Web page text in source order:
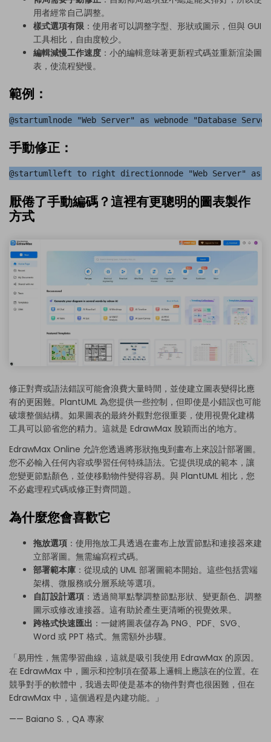
用者經常自己調整。
樣式選項有限 ：使用者可以調整字型、形狀或圖示，但與 GUI
工具相比，自由度較少。
編輯減慢工作速度 ：小的編輯意味著更新程式碼並重新渲染圖
表，使流程變慢。
範例：
@startumlnode "Web Server" as webnode "Database
手動修正：
@startumlleft to right directionnode "Web Server" as
厭倦了手動編碼？這裡有更聰明的圖表製作
方式
修正對齊或語法錯誤可能會浪費大量時間，並使建立圖表變得比應
有的更困難。PlantUML 為您提供一些控制，但即使是小錯誤也可能
破壞整個結構。如果圖表的最終外觀對您很重要，使用視覺化建構
工具可以節省您的精力。這就是 EdrawMax 脫穎而出的地方。
EdrawMax Online 允許您透過將形狀拖曳到畫布上來設計部署圖。
您不必輸入任何內容或學習任何特殊語法。它提供現成的範本，讓
您變更節點顏色，並使移動物件變得容易。與 PlantUML 相比，您
不必處理程式碼或修正對齊問題。
為什麼您會喜歡它
拖放選項 ：使用拖放工具透過在畫布上放置節點和連接器來建
立部署圖。無需編寫程式碼。
部署範本庫 ：從現成的 UML 部署圖範本開始。這些包括雲端
架構、微服務或分層系統等選項。
自訂設計選項 ：透過簡單點擊調整節點形狀、變更顏色、調整
圖示或修改連接器。這有助於產生更清晰的視覺效果。
跨格式快速匯出 ：一鍵將圖表儲存為 PNG、PDF、SVG、
Word 或 PPT 格式。無需額外步驟。
「易用性，無需學習曲線，這就是吸引我使用 EdrawMax 的原因。
在 EdrawMax 中，圖示和控制項在螢幕上邏輯上應該在的位置。在
競爭對手的軟體中，我過去即使是基本的物件對齊也很困難，但在
EdrawMax 中，這個過程是內建功能。」
—— Baiano S.，QA 專家